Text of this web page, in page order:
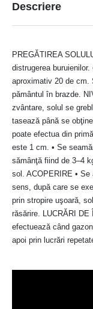
Descriere
PREGĂTIREA
distrugerea
aproximativ 20 de cm.
pământul în brazde.
zvântare, solul se
tasează până se
poate efectua din
este 1 cm. • Se
sămânţă fiind de 3–4
sol. ACOPERIRE •
sens, după care se
prin stropire uşoară,
răsărire. LUCRĂRI DE
efectuează când
apoi prin lucrări